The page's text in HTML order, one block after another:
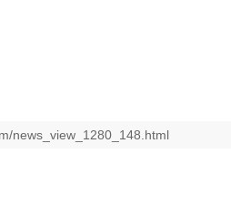
news_view_1280_148.html